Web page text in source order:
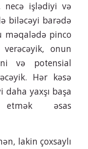
işlədiyi və
biləcəyi barədə
məqalədə pinco
onun
və potensial
Hər kəsə
daha yaxşı başa
etmək əsas
lakin çoxsaylı